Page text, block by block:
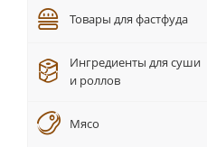
Товары для фастфуда
Ингредиенты для суши
и роллов
Мясо